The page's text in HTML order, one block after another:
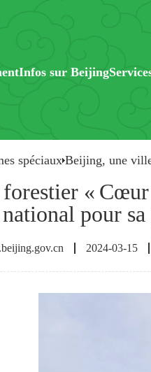
Infos sur Beijing
spéciaux Beijing, une
«
pour
2024-03-15